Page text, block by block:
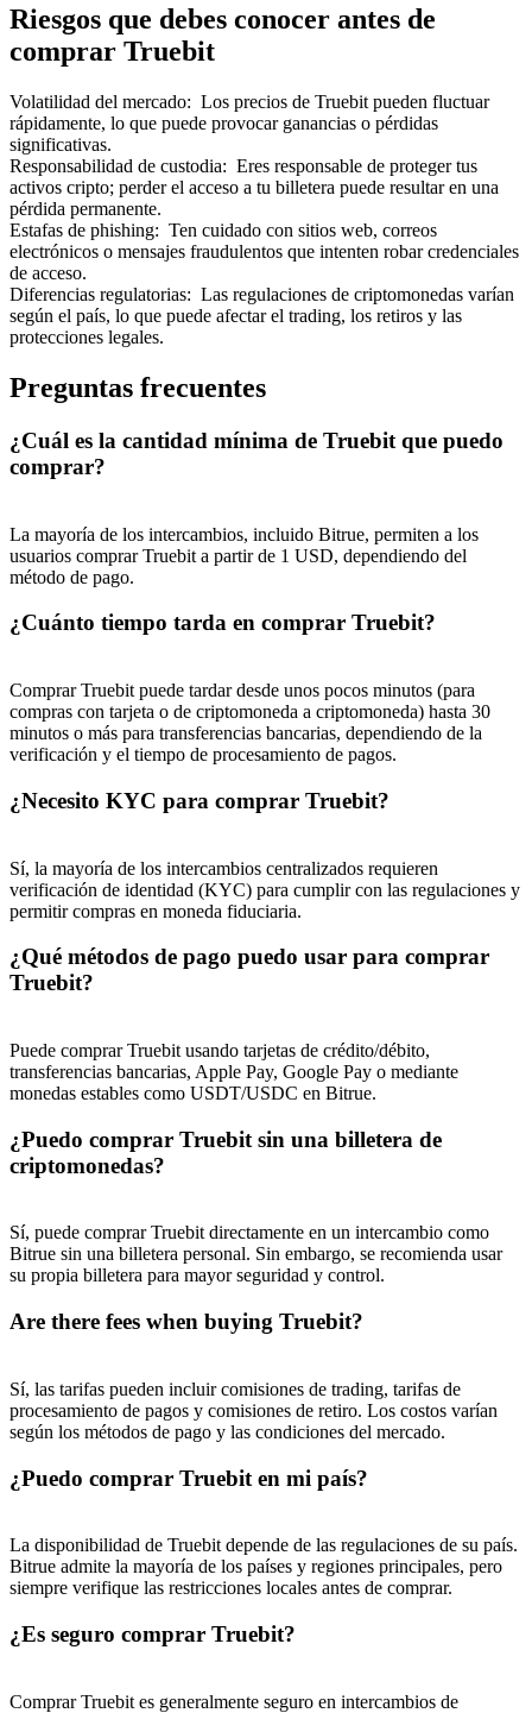
¡Hasta un 65% de comisiones!
Referencia
Invita a un amigo para recibir recompensas en efectivo
Deposit CASHCAT & Win
Deposit CASHCAT & Win
Precious Metals Trading Carnival
Trade Gold & Silver · 33,333 USDT Bonus
USDT New User Exclusive 10% APR
USDT Flexible Staking | Daily Rewards
Trade New Futures, Win 200,000 USDT
77,777+3k Rewards
Más eventos
Riesgos que debes conocer antes de
comprar Truebit
Volatilidad del mercado: Los precios de Truebit pueden fluctuar
rápidamente, lo que puede provocar ganancias o pérdidas
significativas.
Responsabilidad de custodia: Eres responsable de proteger tus
activos cripto; perder el acceso a tu billetera puede resultar en una
pérdida permanente.
Estafas de phishing: Ten cuidado con sitios web, correos
electrónicos o mensajes fraudulentos que intenten robar credenciales
de acceso.
Diferencias regulatorias: Las regulaciones de criptomonedas varían
según el país, lo que puede afectar el trading, los retiros y las
protecciones legales.
Preguntas frecuentes
¿Cuál es la cantidad mínima de Truebit que puedo
comprar?
La mayoría de los intercambios, incluido Bitrue, permiten a los
usuarios comprar Truebit a partir de 1 USD, dependiendo del
método de pago.
¿Cuánto tiempo tarda en comprar Truebit?
Comprar Truebit puede tardar desde unos pocos minutos (para
compras con tarjeta o de criptomoneda a criptomoneda) hasta 30
minutos o más para transferencias bancarias, dependiendo de la
verificación y el tiempo de procesamiento de pagos.
¿Necesito KYC para comprar Truebit?
Sí, la mayoría de los intercambios centralizados requieren
verificación de identidad (KYC) para cumplir con las regulaciones y
permitir compras en moneda fiduciaria.
¿Qué métodos de pago puedo usar para comprar
Truebit?
Puede comprar Truebit usando tarjetas de crédito/débito,
transferencias bancarias, Apple Pay, Google Pay o mediante
monedas estables como USDT/USDC en Bitrue.
¿Puedo comprar Truebit sin una billetera de
criptomonedas?
Sí, puede comprar Truebit directamente en un intercambio como
Bitrue sin una billetera personal. Sin embargo, se recomienda usar
su propia billetera para mayor seguridad y control.
Are there fees when buying Truebit?
Sí, las tarifas pueden incluir comisiones de trading, tarifas de
procesamiento de pagos y comisiones de retiro. Los costos varían
según los métodos de pago y las condiciones del mercado.
¿Puedo comprar Truebit en mi país?
La disponibilidad de Truebit depende de las regulaciones de su país.
Bitrue admite la mayoría de los países y regiones principales, pero
siempre verifique las restricciones locales antes de comprar.
¿Es seguro comprar Truebit?
Comprar Truebit es generalmente seguro en intercambios de